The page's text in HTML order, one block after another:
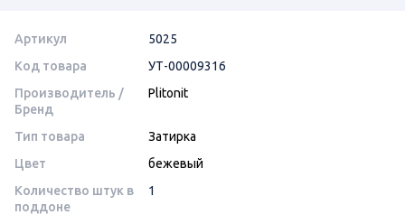
Артикул
5025
Код товара
УТ-00009316
Производитель /
Бренд
Plitonit
Тип товара
Затирка
Цвет
бежевый
Количество штук в
поддоне
1